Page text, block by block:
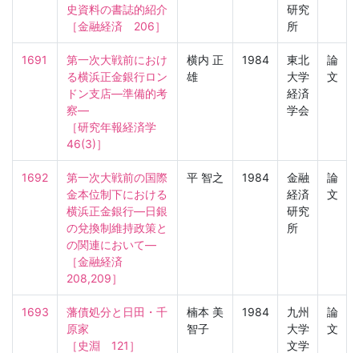
史資料の書誌的紹介
［金融経済　206］
研究
所
1691
第一次大戦前におけ
る横浜正金銀行ロン
ドン支店—準備的考
察—
［研究年報経済学
46(3)］
横内 正
雄
1984
東北
大学
経済
学会
論
文
1692
第一次大戦前の国際
金本位制下における
横浜正金銀行—日銀
の兌換制維持政策と
の関連において—
［金融経済
208,209］
平 智之 1984
金融
経済
研究
所
論
文
1693
藩債処分と日田・千
原家
［史淵　121］
楠本 美
智子
1984
九州
大学
文学
論
文